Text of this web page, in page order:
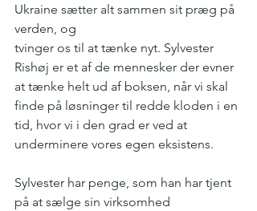
Ukraine sætter alt sammen sit præg på
verden, og
tvinger os til at tænke nyt. Sylvester
Rishøj er et af de mennesker der evner
at tænke helt ud af boksen, når vi skal
finde på løsninger til redde kloden i en
tid, hvor vi i den grad er ved at
underminere vores egen eksistens.
Sylvester har penge, som han har tjent
på at sælge sin virksomhed